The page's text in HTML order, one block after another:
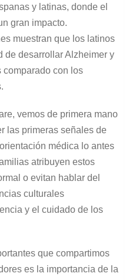
y latinas, donde el
gran impacto.
muestran que los latinos
de desarrollar Alzheimer y
con los
vemos de primera mano
las primeras señales de
médica lo antes
atribuyen estos
o evitan hablar del
culturales
y el cuidado de los
que compartimos
es la importancia de la